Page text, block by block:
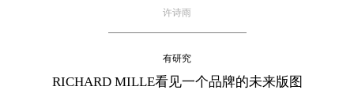
许诗雨
有研究
RICHARD MILLE看见一个品牌的未来版图